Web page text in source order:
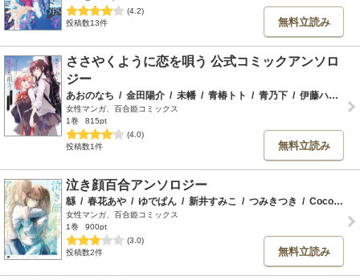
(4.2)
投稿数13件
無料立読み
ささやくように恋を唄う 公式コミックアンソロ
ジー
あおのなち / 金田陽介 / 未幡 / 青椿トト / 青乃下 / 伊藤ハチ
女性マンガ、百合姫コミックス
1巻
815pt
(4.0)
投稿数1件
無料立読み
泣き顔百合アンソロジー
緜 / 春花あや / ゆでぱん / 新井すみこ / つみきつき / Cocoa
女性マンガ、百合姫コミックス
1巻
900pt
(3.0)
投稿数2件
無料立読み